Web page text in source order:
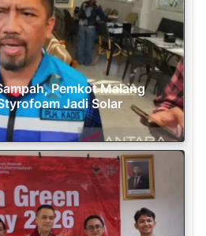
Pemkot Malang
Jadi Solar